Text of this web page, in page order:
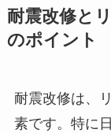
耐震改修と
のポイント
耐震改修は、
素です。特に